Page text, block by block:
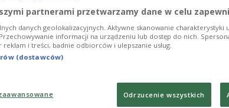
partnerami przetwarzamy dane w celu
danych geolokalizacyjnych. Aktywne skanowanie
informacji na urządzeniu lub dostęp do nich.
i treści, badnie odbiorców i ulepszanie usług.
(dostawców)
Odrzucenie wszystkich